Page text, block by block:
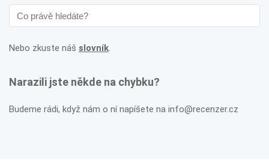
Nebo zkuste náš slovník.
Narazili jste někde na chybku?
Budeme rádi, když nám o ní napíšete na info@recenzer.cz